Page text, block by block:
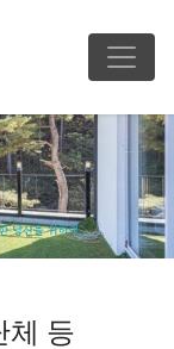
체 등